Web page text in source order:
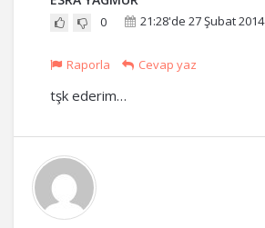
0 21:28'de 27 Şubat 2014
Raporla Cevap yaz
tşk ederim…